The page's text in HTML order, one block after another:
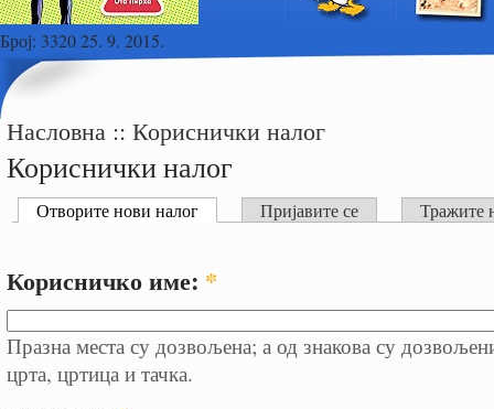
Број: 3320 25. 9. 2015.
Насловна :: Кориснички налог
Кориснички налог
Отворите нови налог Пријавите се Тражите
Корисничко име: *
Празна места су дозвољена; а од знакова су
црта, цртица и тачка.